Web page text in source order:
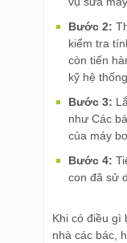
Bước 2:
kiểm tra
còn tiến
kỹ hệ
Bước 3:
như Các
của máy
Bước 4:
con đã sử
Khi có điều gì
nhà các bác,